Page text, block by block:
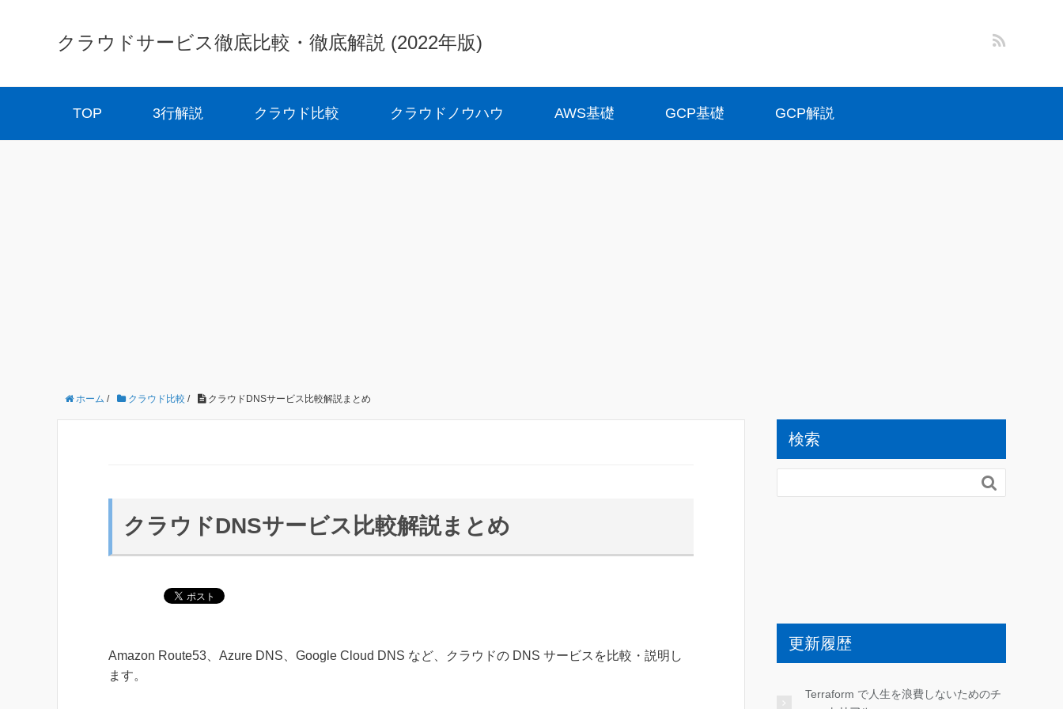
クラウドサービス徹底比較・徹底解説 (2022年版)
TOP 3行解説 クラウド比較 クラウドノウハウ AWS基礎 GCP基礎 GCP解説
ホーム / クラウド比較 / クラウドDNSサービス比較解説まとめ
クラウドDNSサービス比較解説まとめ
Amazon Route53、Azure DNS、Google Cloud DNS など、クラウドの DNS サービスを比較・説明し
ます。
検索

更新履歴
Terraform で人生を浪費しないためのチ